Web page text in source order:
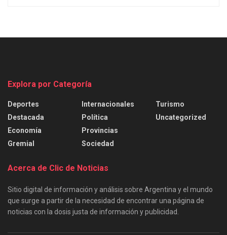
Explora por Categoría
Deportes
Destacada
Economía
Gremial
Internacionales
Política
Provincias
Sociedad
Turismo
Uncategorized
Acerca de Clic de Noticias
Sitio digital de información y análisis sobre Argentina y el mundo
que surge a partir de la necesidad de encontrar una página de
noticias con la dosis justa de información y publicidad.